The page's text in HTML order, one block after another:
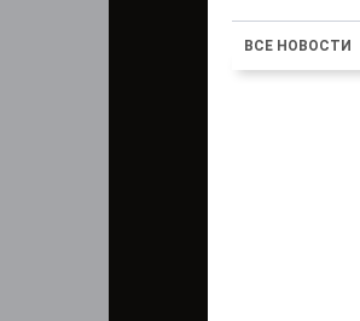
ВСЕ НОВОСТИ